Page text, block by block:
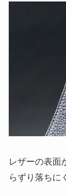
レザーの表面
らずり落ちに